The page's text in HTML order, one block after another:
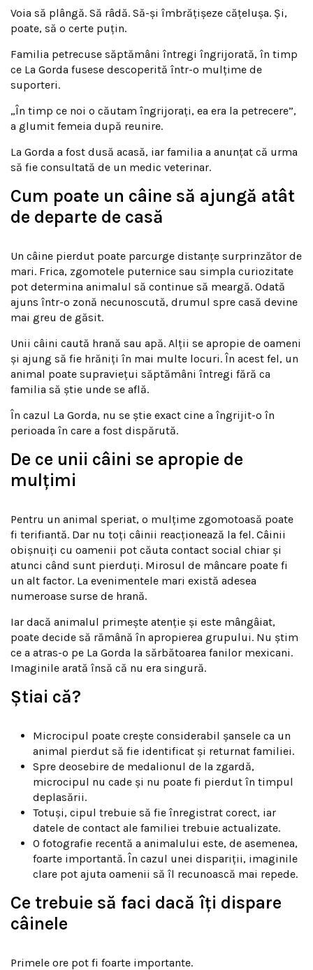
Voia să plângă. Să râdă. Să-și îmbrățișeze cățelușa. Și,
poate, să o certe puțin.
Familia petrecuse săptămâni întregi îngrijorată, în timp
ce La Gorda fusese descoperită într-o mulțime de
suporteri.
„În timp ce noi o căutam îngrijorați, ea era la petrecere”,
a glumit femeia după reunire.
La Gorda a fost dusă acasă, iar familia a anunțat că urma
să fie consultată de un medic veterinar.
Cum poate un câine să ajungă atât
de departe de casă
Un câine pierdut poate parcurge distanțe surprinzător de
mari. Frica, zgomotele puternice sau simpla curiozitate
pot determina animalul să continue să meargă. Odată
ajuns într-o zonă necunoscută, drumul spre casă devine
mai greu de găsit.
Unii câini caută hrană sau apă. Alții se apropie de oameni
și ajung să fie hrăniți în mai multe locuri. În acest fel, un
animal poate supraviețui săptămâni întregi fără ca
familia să știe unde se află.
În cazul La Gorda, nu se știe exact cine a îngrijit-o în
perioada în care a fost dispărută.
De ce unii câini se apropie de
mulțimi
Pentru un animal speriat, o mulțime zgomotoasă poate
fi terifiantă. Dar nu toți câinii reacționează la fel. Câinii
obișnuiți cu oamenii pot căuta contact social chiar și
atunci când sunt pierduți. Mirosul de mâncare poate fi
un alt factor. La evenimentele mari există adesea
numeroase surse de hrană.
Iar dacă animalul primește atenție și este mângâiat,
poate decide să rămână în apropierea grupului. Nu știm
ce a atras-o pe La Gorda la sărbătoarea fanilor mexicani.
Imaginile arată însă că nu era singură.
Știai că?
Microcipul poate crește considerabil șansele ca un
animal pierdut să fie identificat și returnat familiei.
Spre deosebire de medalionul de la zgardă,
microcipul nu cade și nu poate fi pierdut în timpul
deplasării.
Totuși, cipul trebuie să fie înregistrat corect, iar
datele de contact ale familiei trebuie actualizate.
O fotografie recentă a animalului este, de asemenea,
foarte importantă. În cazul unei dispariții, imaginile
clare pot ajuta oamenii să îl recunoască mai repede.
Ce trebuie să faci dacă îți dispare
câinele
Primele ore pot fi foarte importante.